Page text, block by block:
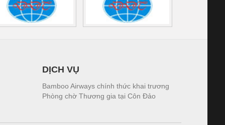
DỊCH VỤ
Bamboo Airways chính thức khai trương
Phòng chờ Thương gia tại Côn Đảo